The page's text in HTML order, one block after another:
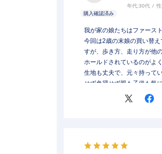
年代:30代
我が家の娘たちはファース
今回は2歳の末娘の買い替
すが、歩き方、走り方が他
ホールドされているのがよ
生地も丈夫で、元々持って
せず色褪せず親も子供も気